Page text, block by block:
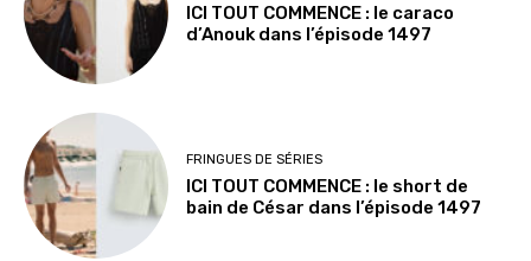
ICI TOUT COMMENCE : le caraco
d’Anouk dans l’épisode 1497
FRINGUES DE SÉRIES
ICI TOUT COMMENCE : le short de
bain de César dans l’épisode 1497